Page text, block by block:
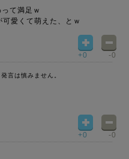
て満足ｗ
愛くて萌えた、とｗ
+0 -0
言は慎みません。
+0 -0